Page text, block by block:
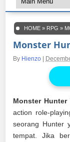
HOME » RPG »
Monster
By Hienzo
Monster Hunter
action role-
seorang Hunter
tempat. Jika